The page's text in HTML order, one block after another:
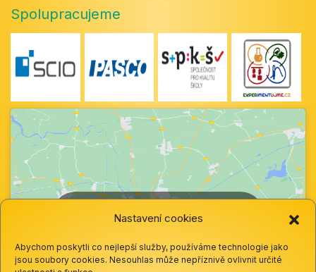
Nastavení cookies
Abychom poskytli co nejlepší služby, používáme technologie jako
jsou soubory cookies. Nesouhlas může nepříznivě ovlivnit určité
Spolupracujeme
cookie a povolte tento obsah